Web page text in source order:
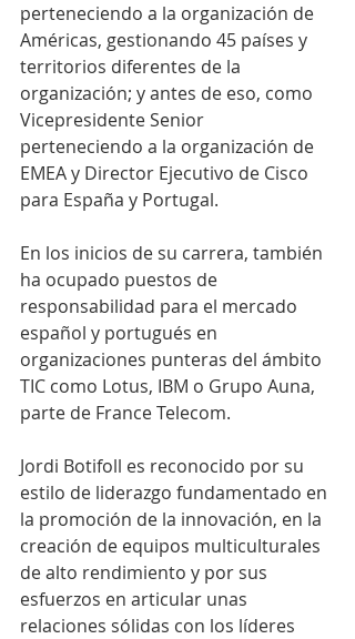
perteneciendo a la organización de
Américas, gestionando 45 países y
territorios diferentes de la
organización; y antes de eso, como
Vicepresidente Senior
perteneciendo a la organización de
EMEA y Director Ejecutivo de Cisco
para España y Portugal.
En los inicios de su carrera, también
ha ocupado puestos de
responsabilidad para el mercado
español y portugués en
organizaciones punteras del ámbito
TIC como Lotus, IBM o Grupo Auna,
parte de France Telecom.
Jordi Botifoll es reconocido por su
estilo de liderazgo fundamentado en
la promoción de la innovación, en la
creación de equipos multiculturales
de alto rendimiento y por sus
esfuerzos en articular unas
relaciones sólidas con los líderes